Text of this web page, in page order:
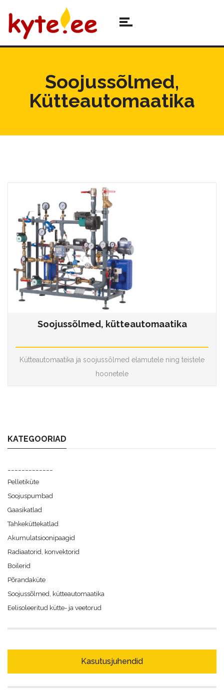
Soojussõlmed,
Kütteautomaatika
Soojussõlmed, kütteautomaatika
Kütteautomaatika ja soojussõlmed elamutele ning teistele
hoonetele
KATEGOORIAD
Pelletiküte
Soojuspumbad
Gaasikatlad
Tahkeküttekatlad
Akumulatsioonipaagid
Radiaatorid, konvektorid
Boilerid
Põrandaküte
Soojussõlmed, kütteautomaatika
Eelisoleeritud kütte- ja veetorud
Kasutusjuhendid